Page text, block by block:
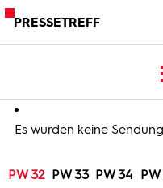
PRESSETREFF
Es wurden keine
PW 32 PW 33 PW 34